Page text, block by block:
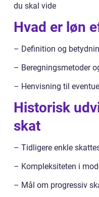
du skal vide
Hvad er løn
– Definition og
– Beregningsmetoder
– Henvisning til
Historisk
skat
– Tidligere enkle
– Kompleksiteten i
– Mål om progressiv